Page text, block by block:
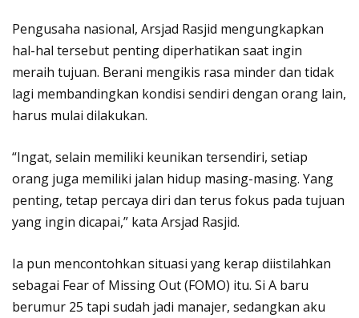
Pengusaha nasional, Arsjad Rasjid mengungkapkan
hal-hal tersebut penting diperhatikan saat ingin
meraih tujuan. Berani mengikis rasa minder dan tidak
lagi membandingkan kondisi sendiri dengan orang lain,
harus mulai dilakukan.
“Ingat, selain memiliki keunikan tersendiri, setiap
orang juga memiliki jalan hidup masing-masing. Yang
penting, tetap percaya diri dan terus fokus pada tujuan
yang ingin dicapai,” kata Arsjad Rasjid.
Ia pun mencontohkan situasi yang kerap diistilahkan
sebagai Fear of Missing Out (FOMO) itu. Si A baru
berumur 25 tapi sudah jadi manajer, sedangkan aku